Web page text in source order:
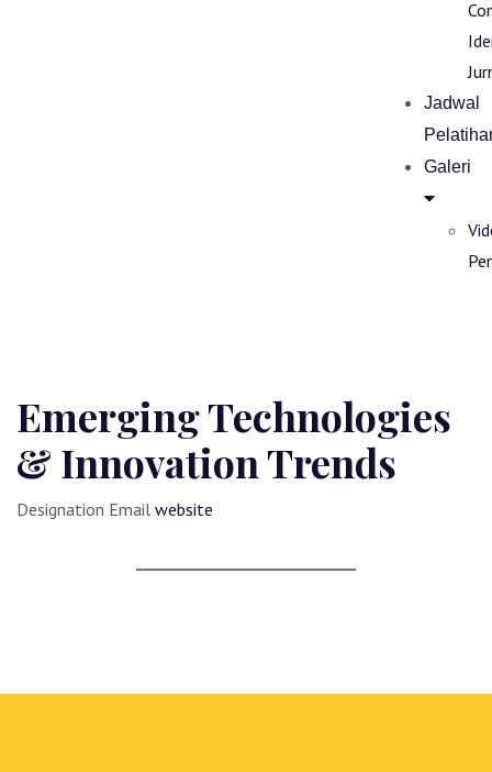
Jadwal
Galeri
Emerging Technologies
& Innovation Trends
Designation Email website